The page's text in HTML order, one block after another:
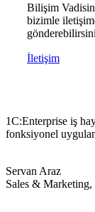
Bilişim
bizimle
İletişim
1C:Enterprise iş
fonksiyonel
Servan Araz
Sales &